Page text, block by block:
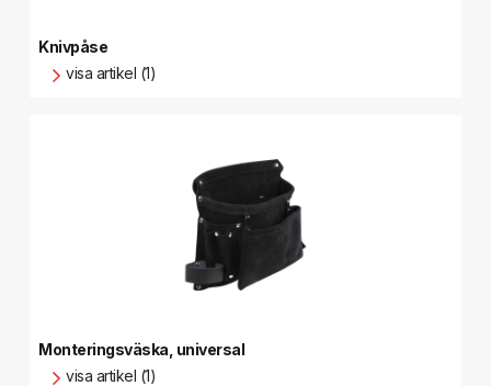
Knivpåse
visa artikel (1)
Monteringsväska, universal
visa artikel (1)